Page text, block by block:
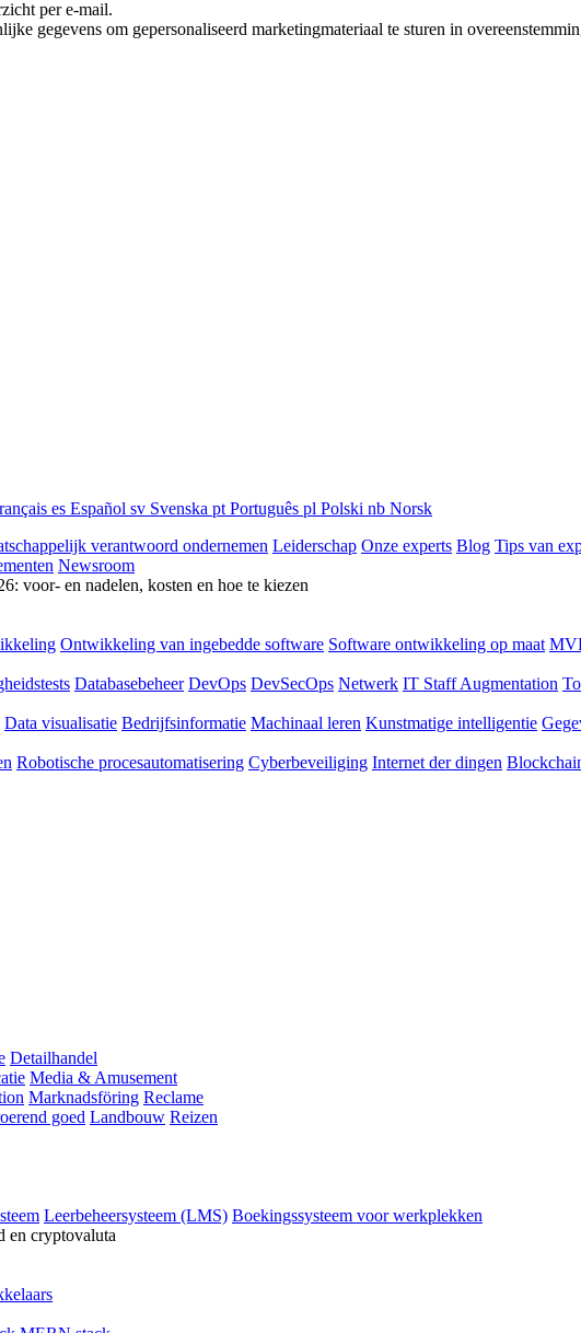
per e-mail.
gegevens om gepersonaliseerd marketingmateriaal te sturen in
es Español sv Svenska pt Português pl Polski nb Norsk
verantwoord ondernemen Leiderschap Onze experts Blog Tips van
Newsroom
voor- en nadelen, kosten en hoe te kiezen
Ontwikkeling van ingebedde software Software ontwikkeling op maat
Databasebeheer DevOps DevSecOps Netwerk IT Staff Augmentation
Data visualisatie Bedrijfsinformatie Machinaal leren Kunstmatige intelligentie
Robotische procesautomatisering Cyberbeveiliging Internet der dingen
Detailhandel
Media & Amusement
Marknadsföring Reclame
goed Landbouw Reizen
Leerbeheersysteem (LMS) Boekingssysteem voor werkplekken
en cryptovaluta